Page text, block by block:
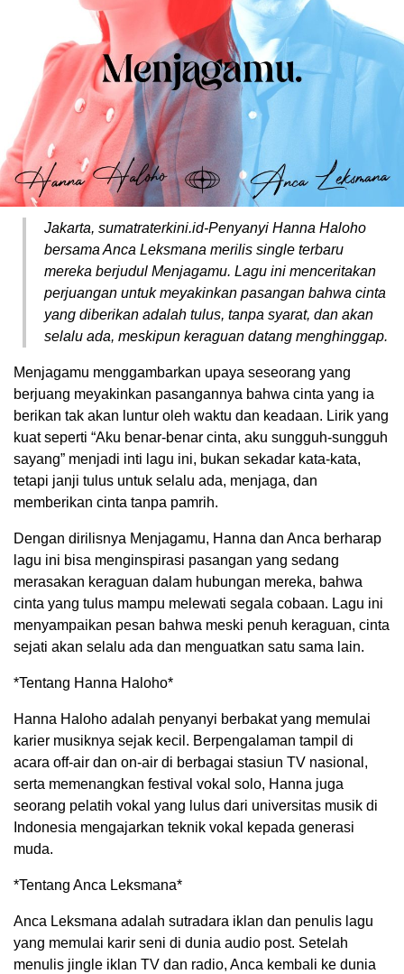
Jakarta, sumatraterkini.id-Penyanyi Hanna Haloho
bersama Anca Leksmana merilis single terbaru
mereka berjudul Menjagamu. Lagu ini menceritakan
perjuangan untuk meyakinkan pasangan bahwa cinta
yang diberikan adalah tulus, tanpa syarat, dan akan
selalu ada, meskipun keraguan datang menghinggap.
Menjagamu menggambarkan upaya seseorang yang
berjuang meyakinkan pasangannya bahwa cinta yang ia
berikan tak akan luntur oleh waktu dan keadaan. Lirik yang
kuat seperti “Aku benar-benar cinta, aku sungguh-sungguh
sayang” menjadi inti lagu ini, bukan sekadar kata-kata,
tetapi janji tulus untuk selalu ada, menjaga, dan
memberikan cinta tanpa pamrih.
Dengan dirilisnya Menjagamu, Hanna dan Anca berharap
lagu ini bisa menginspirasi pasangan yang sedang
merasakan keraguan dalam hubungan mereka, bahwa
cinta yang tulus mampu melewati segala cobaan. Lagu ini
menyampaikan pesan bahwa meski penuh keraguan, cinta
sejati akan selalu ada dan menguatkan satu sama lain.
*Tentang Hanna Haloho*
Hanna Haloho adalah penyanyi berbakat yang memulai
karier musiknya sejak kecil. Berpengalaman tampil di
acara off-air dan on-air di berbagai stasiun TV nasional,
serta memenangkan festival vokal solo, Hanna juga
seorang pelatih vokal yang lulus dari universitas musik di
Indonesia mengajarkan teknik vokal kepada generasi
muda.
*Tentang Anca Leksmana*
Anca Leksmana adalah sutradara iklan dan penulis lagu
yang memulai karir seni di dunia audio post. Setelah
menulis jingle iklan TV dan radio, Anca kembali ke dunia